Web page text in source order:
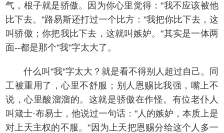
气，根子就是骄傲。因为你心里觉得："我不应该被他
比下去。"路易斯还打过一个比方："我把你比下去，这
叫骄傲；你把我比下去，这就叫嫉妒。"其实是一体两
面--都是那个"我"字太大了。
什么叫"我"字太大？就是看不得别人超过自己。同
工被重用了，心里不舒服；别人恩赐比我强，嘴上不
说，心里酸溜溜的。这就是骄傲在作怪。有位老仆人
叫箴士·布易士，他说过一句话："人的嫉妒，本质上是
对上天主权的不服。"因为上天把恩赐分给这个人多一